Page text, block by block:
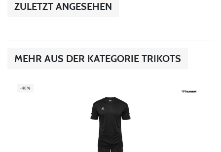
ZULETZT ANGESEHEN
MEHR AUS DER KATEGORIE TRIKOTS
-40%